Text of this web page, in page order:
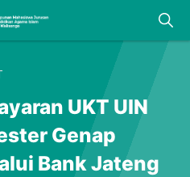
UKT UIN
Genap
Bank Jateng